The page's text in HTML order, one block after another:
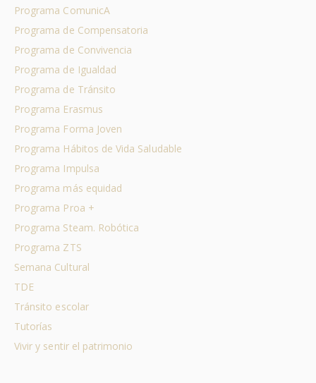
Programa ComunicA
Programa de Compensatoria
Programa de Convivencia
Programa de Igualdad
Programa de Tránsito
Programa Erasmus
Programa Forma Joven
Programa Hábitos de Vida Saludable
Programa Impulsa
Programa más equidad
Programa Proa +
Programa Steam. Robótica
Programa ZTS
Semana Cultural
TDE
Tránsito escolar
Tutorías
Vivir y sentir el patrimonio